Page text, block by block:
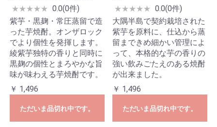
★★★★★ 0.0(0件)
紫芋・黒麹・常圧蒸留で造
った芋焼酎。オンザロック
でより個性を発揮します。
綾紫芋独特の香りと同時に
黒麹の個性とまろやかな旨
味が味わえる芋焼酎です。
￥ 1,496
ただいま品切れ中です。
★★★★★ 0.0(0件)
大隅半島で契約栽培された
紫芋を原料に、仕込から蒸
留まできめ細かい管理によ
って、本格的な芋の香りの
強い飲みごたえのある焼酎
が出来ました。
￥ 1,496
ただいま品切れ中です。